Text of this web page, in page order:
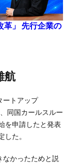
革」 先行企業の
航
ートアップ
同国カールスルー
を申請したと発表
た。
かったためと説